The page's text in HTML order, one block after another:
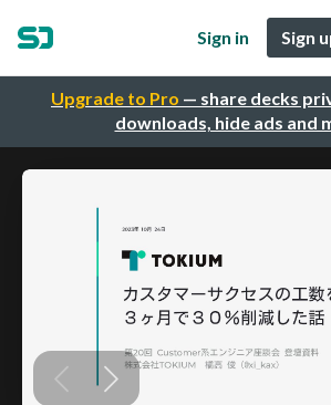
Upgrade to Pro — share decks
downloads, hide ads and
Sign in Sign